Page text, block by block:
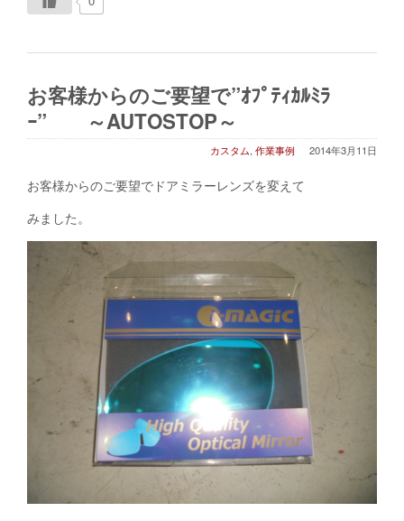
お客様からのご要望で”ｵﾌﾟﾃｨｶﾙﾐﾗ
ｰ” ～AUTOSTOP～
2014年3月11日
カスタム,作業事例
お客様からのご要望でドアミラーレンズを変えて
みました。